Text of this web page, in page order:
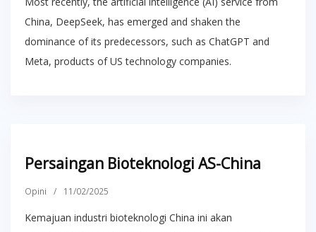
China, DeepSeek, has emerged and shaken the
dominance of its predecessors, such as ChatGPT and
Meta, products of US technology companies.
Persaingan Bioteknologi AS-China
Opini / 11/02/2025
Kemajuan industri bioteknologi China ini akan